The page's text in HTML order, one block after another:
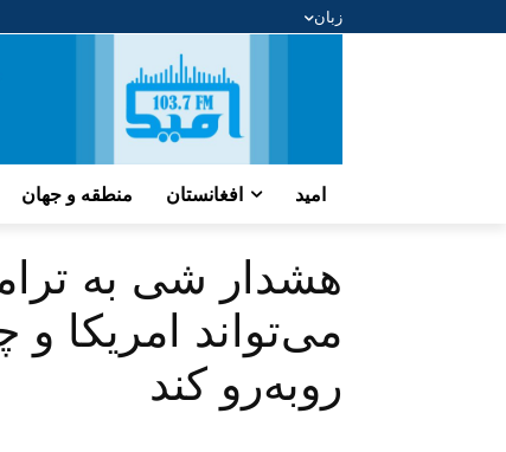
زبان
امید افغانستان منطقه و جهان
هشدار شی به
می‌تواند امریکا
روبه‌رو کند